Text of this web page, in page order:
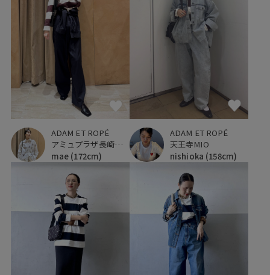
ADAM ET ROPÉ
アミュプラザ長崎新館
mae (172cm)
ADAM ET ROPÉ
天王寺MIO
nishioka (158cm)